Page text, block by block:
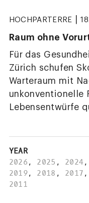
HOCHPARTERRE
Raum ohne
Für das
Zürich schufen
Warteraum mit
unkonventionelle
Lebensentwürfe
YEAR
2026 , 2025 , 2024,
2019, 2018 , 2017 ,
2011